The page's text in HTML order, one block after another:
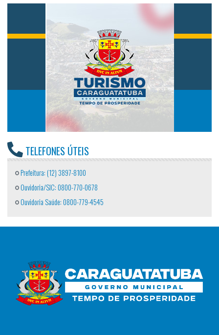
TELEFONES ÚTEIS
Prefeitura: (12) 3897-8100
Ouvidoria/SIC: 0800-770-0678
Ouvidoria Saúde: 0800-779-4545